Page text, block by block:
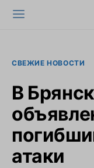
СВЕЖИЕ НОВОСТИ
В
атаки